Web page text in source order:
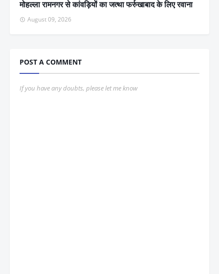
मोहल्ला रामनगर से कांवड़ियों का जत्था फर्रुखाबाद के लिए रवाना
August 09, 2026
POST A COMMENT
If you have any doubts, please let me know